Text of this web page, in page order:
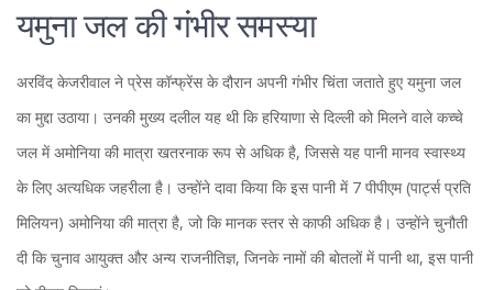
यमुना जल की गंभीर समस्या
अरविंद केजरीवाल ने प्रेस कॉन्फ्रेंस के दौरान अपनी गंभीर चिंता जताते हुए यमुना जल
का मुद्दा उठाया। उनकी मुख्य दलील यह थी कि हरियाणा से दिल्ली को मिलने वाले कच्चे
जल में अमोनिया की मात्रा खतरनाक रूप से अधिक है, जिससे यह पानी मानव स्वास्थ्य
के लिए अत्यधिक जहरीला है। उन्होंने दावा किया कि इस पानी में 7 पीपीएम (पार्ट्स प्रति
मिलियन) अमोनिया की मात्रा है, जो कि मानक स्तर से काफी अधिक है। उन्होंने चुनौती
दी कि चुनाव आयुक्त और अन्य राजनीतिज्ञ, जिनके नामों की बोतलों में पानी था, इस पानी